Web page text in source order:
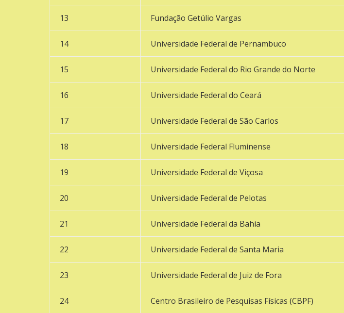
13 Fundação Getúlio Vargas
14 Universidade Federal de Pernambuco
15 Universidade Federal do Rio Grande do Norte
16 Universidade Federal do Ceará
17 Universidade Federal de São Carlos
18 Universidade Federal Fluminense
19 Universidade Federal de Viçosa
20 Universidade Federal de Pelotas
21 Universidade Federal da Bahia
22 Universidade Federal de Santa Maria
23 Universidade Federal de Juiz de Fora
24 Centro Brasileiro de Pesquisas Físicas (CBPF)